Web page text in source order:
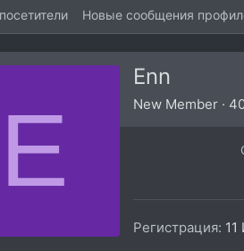
Новые сообщения
E
Enn
New Member ·
Регистрация